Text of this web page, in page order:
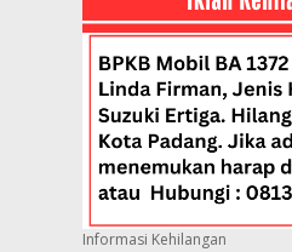
Informasi Kehilangan